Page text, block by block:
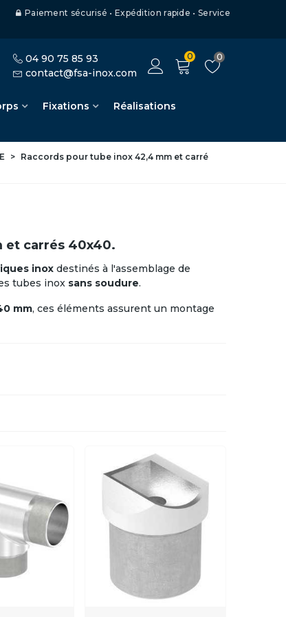
Paiement sécurisé • Expédition rapide • Service
04 90 75 85 93
contact@fsa-inox.com
0 0
Fixations
Réalisations
> Raccords pour tube inox 42,4 mm et carré
et carrés 40x40.
inox destinés à l'assemblage de
tubes inox sans soudure.
mm, ces éléments assurent un montage
d'escalier ou de configurations